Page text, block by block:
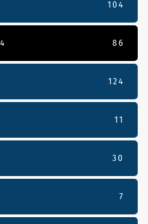
104
86
124
11
30
7